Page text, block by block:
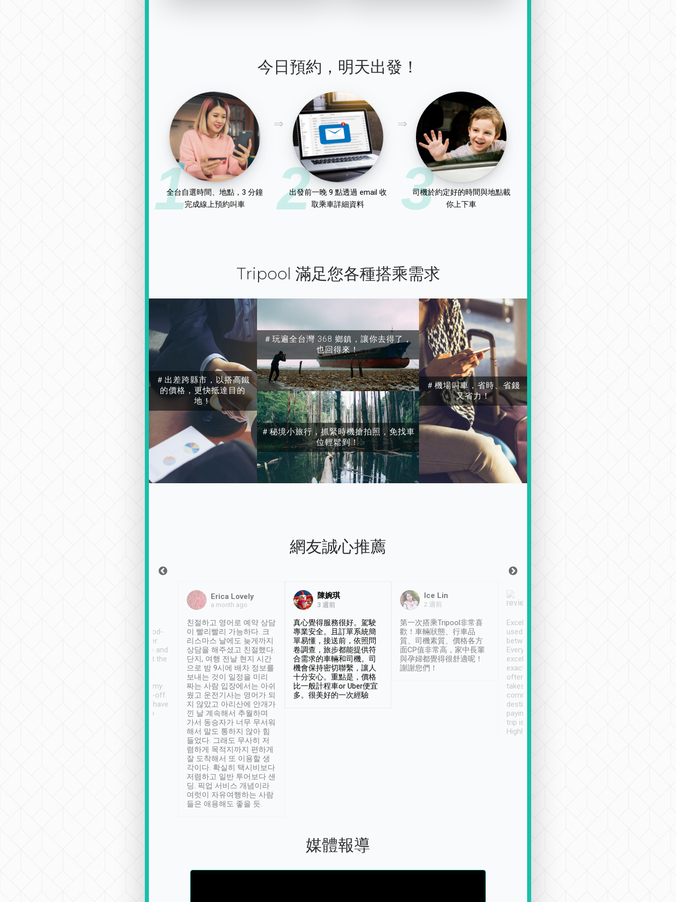
今日預約，明天出發！
1
全台自選時間、地點，3 分鐘
完成線上預約叫車
2
出發前一晚 9 點透過 email 收
取乘車詳細資料
3
司機於約定好的時間與地點載
你上下車
Tripool 滿足您各種搭乘需求
＃出差跨縣市，以搭高鐵
的價格，更快抵達目的
地！
＃玩遍全台灣 368 鄉鎮，讓你去得了，
也回得來！
＃秘境小旅行，抓緊時機搶拍照，免找車
位輕鬆到！
＃機場叫車，省時、省錢
又省力！
網友誠心推薦
service, vehicles in good-
condition and the driver
service was awesome and
thoughtful. Driver went the
have safely arrived at my
destination after drop-off.
Definitely something I have
not seen elsewhere 👍
Erica Lovely
a month ago
친절하고 영어로 예약 상담
이 빨리빨리 가능하다. 크
리스마스 날에도 늦게까지
상담을 해주셨고 친절했다.
단지, 여행 전날 현지 시간
으로 밤 9시에 배차 정보를
보내는 것이 일정을 미리
짜는 사람 입장에서는 아쉬
웠고 운전기사는 영어가 되
지 않았고 아리산에 안개가
낀 날 계속해서 추월하며
가서 동승자가 너무 무서워
해서 말도 통하지 않아 힘
들었다. 그래도 무사히 저
렴하게 목적지까지 편하게
잘 도착해서 또 이용할 생
각이다. 확실히 택시비보다
저렴하고 일반 투어보다 샌
딩. 픽업 서비스 개념이라
여럿이 자유여행하는 사람
들은 애용해도 좋을 듯.
陳婉琪
3 週前
真心覺得服務很好。駕駛
專業安全。且訂單系統簡
單易懂，接送前，依照問
卷調查，旅步都能提供符
合需求的車輛和司機。司
機會保持密切聯繫，讓人
十分安心。重點是，價格
比一般計程車or Uber便宜
多。很美好的一次經驗
Ice Lin
2 週前
第一次搭乘Tripool非常喜
歡！車輛狀態、行車品
質、司機素質、價格各方
面CP值非常高，家中長輩
與孕婦都覺得很舒適呢！
謝謝您們！
Excellent service. We have
used Tripool to travel
between cities in Taiwan.
Every driver has been
excellent and arrives
exactly on time. As there is
often limited English it
takes the difficulty out of
communicating the
destination details and
paying online prior to the
trip is very convenient.
Highly recommended
媒體報導